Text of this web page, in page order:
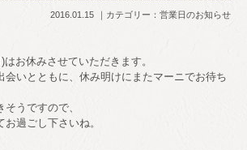
2016.01.15 カテゴリー： 営業日のお知らせ
お休みさせていただきます。
会いとともに、休み明けにまたマーニでお待ち
うですので、
過ごし下さいね。